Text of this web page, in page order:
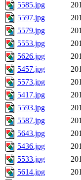
5585.jpg
5597.jpg
5579.jpg
5553.jpg
5626.jpg
5457.jpg
5573.jpg
5417.jpg
5593.jpg
5587.jpg
5643.jpg
5436.jpg
5533.jpg
5614.jpg